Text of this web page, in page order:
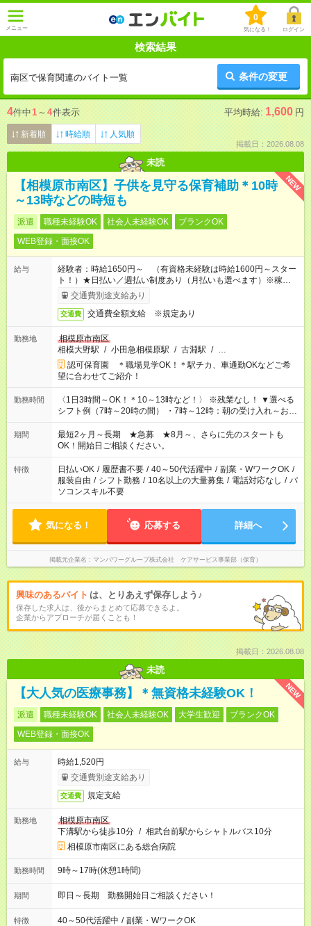
メニュー
0
気になる！ ログイン
検索結果
南区で保育関連のバイト一覧 条件の変更
4件中1 ～ 4件表示 平均時給: 1,600 円
新着順 時給順 人気順
掲載日：2026.08.08
未読
NEW
【相模原市南区】子供を見守る保育補助＊10時
～13時などの時短も
派遣 職種未経験OK 社会人未経験OK
ブランクOK
WEB登録・面接OK
給与
経験者：時給1650円～ （有資格未経験は時給1600円～スター
ト！）★日払い／週払い制度あり（月払いも選べます）※稼働開
始時は手続き完了次第のお支払いとなります★フルタイムできる
方は100円アップ！
交通費別途支給あり
交通費 交通費全額支給 ※規定あり
勤務地
相模原市南区
相模大野駅 / 小田急相模原駅 / 古淵駅 / …
認可保育園 ＊職場見学OK！＊駅チカ、車通勤OKなどご希
望に合わせてご紹介！
勤務時間
〈1日3時間～OK！＊10～13時など！〉 ※残業なし！ ▼選べる
シフト例（7時～20時の間） ・7時～12時：朝の受け入れ～お昼
の準備 ・10時～13時：園児の見守り～お昼の補助 ・9時～16
時：帰りの会まで！子供の成長を見守る ・15時～20時：夜のお
迎えサポート
期間
最短2ヶ月～長期 ★急募 ★8月～、さらに先のスタートも
OK！開始日ご相談ください。
特徴 日払いOK / 履歴書不要 / 40～50代活躍中 / 副業・WワークOK /
服装自由 / シフト勤務 / 10名以上の大量募集 / 電話対応なし / パ
ソコンスキル不要
気になる！ 応募する 詳細へ
掲載元企業名 マンパワーグループ株式会社 ケアサービス事業部（保育）
興味のあるバイト は、とりあえず保存しよう♪
保存した求人は、後からまとめて応募できるよ。
企業からアプローチが届くことも！
掲載日：2026.08.08
未読
NEW
【大人気の医療事務】＊無資格未経験OK！
派遣 職種未経験OK 社会人未経験OK 大学生歓迎
ブランクOK
WEB登録・面接OK
給与
時給1,520円
交通費別途支給あり
交通費 規定支給
勤務地
相模原市南区
下溝駅から徒歩10分 / 相武台前駅からシャトルバス10分
相模原市南区にある総合病院
勤務時間 9時～17時(休憩1時間)
期間 即日～長期 勤務開始日ご相談ください！
特徴 40～50代活躍中 / 副業・WワークOK